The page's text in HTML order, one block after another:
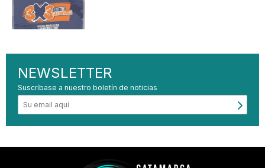
NEWSLETTER
Suscríbase a nuestro boletín de noticias